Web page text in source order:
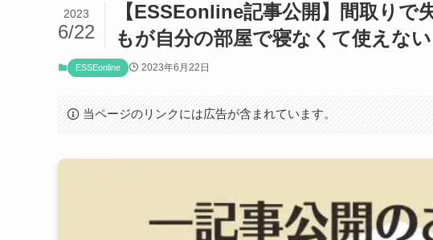
【ESSEonline記事公開】間取りで
もが自分の部屋で寝なくて使えない
2023
6/22
ESSEonline 2023年6月22日
当ページのリンクには広告が含まれています。